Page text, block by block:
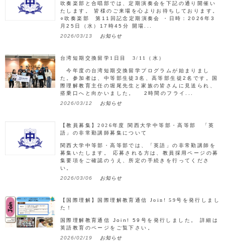
吹奏楽部と合唱部では、定期演奏会を下記の通り開催い
たします。 皆様のご来場を心よりお待ちしております。
○吹奏楽部 第11回記念定期演奏会 ・日時：2026年3
月25日（水）17時45分 開場...
2026/03/13
お知らせ
台湾短期交換留学1日目 3/11（水）
今年度の台湾短期交換留学プログラムが始まりまし
た。参加者は、中等部生徒3名、高等部生徒2名です。国
際理解教育主任の堀尾先生と家族の皆さんに見送られ、
搭乗口へと向かいました。 2時間のフライ...
2026/03/12
お知らせ
【教員募集】2026年度 関西大学中等部・高等部 「英
語」の非常勤講師募集について
関西大学中等部・高等部では、「英語」の非常勤講師を
募集いたします。 応募される方は、教員採用ページの募
集要項をご確認のうえ、所定の手続きを行ってくださ
い。
2026/03/06
お知らせ
【国際理解】国際理解教育通信 Join! 59号を発行しまし
た！
国際理解教育通信 Join! 59号を発行しました。 詳細は
英語教育のページをご覧下さい。
2026/02/19
お知らせ